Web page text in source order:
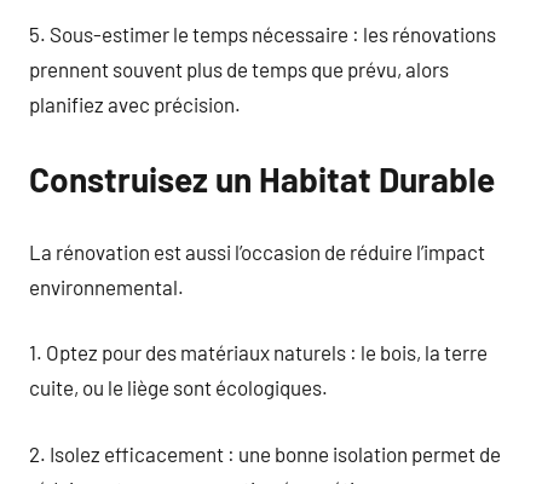
5. Sous-estimer le temps nécessaire : les rénovations
prennent souvent plus de temps que prévu, alors
planifiez avec précision.
Construisez un Habitat Durable
La rénovation est aussi l’occasion de réduire l’impact
environnemental.
1. Optez pour des matériaux naturels : le bois, la terre
cuite, ou le liège sont écologiques.
2. Isolez efficacement : une bonne isolation permet de